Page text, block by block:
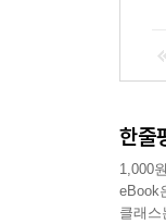
없이
‘나’
─《토
한줄
1,000
eBook
클래